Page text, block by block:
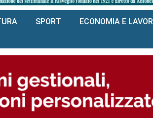
SPORT ECONOMIA E